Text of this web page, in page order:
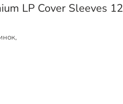
LP Cover Sleeves 12